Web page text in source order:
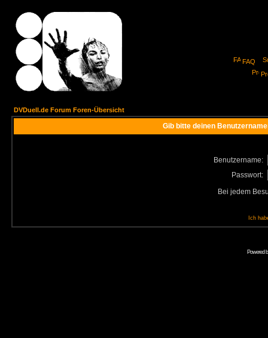
FAQ
DVDuell.de Forum Foren-Übersicht
Gib bitte deinen
Benutzername:
Passwort:
Bei jedem
Ich
Powered